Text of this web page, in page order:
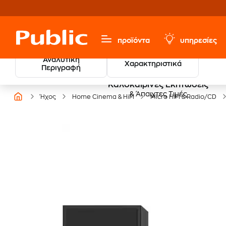
προϊόντα υπηρεσίες
Αναλυτική
Περιγραφή
Χαρακτηριστικά
Καλοκαιρινές Εκπτώσεις
& Άπαιχτες Τιμές
Ήχος Home Cinema & HiFi Micro HiFi & Radio/CD